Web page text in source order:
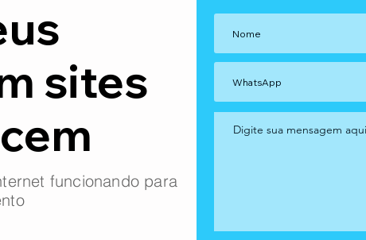
sites
funcionando para